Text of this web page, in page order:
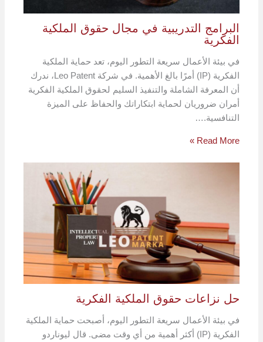
البرامج التدريبية في مجال حقوق الملكية
الفكرية
في بيئة الأعمال سريعة التطور اليوم، تعد حماية الملكية
الفكرية (IP) أمرًا بالغ الأهمية. في شركة Leo Patent، ندرك
أن المعرفة الشاملة والتنفيذ السليم لحقوق الملكية الفكرية
أمران ضروريان لحماية ابتكاراتك والحفاظ على الميزة
التنافسية.…
Read More »
حل نزاعات حقوق الملكية الفكرية
في بيئة الأعمال سريعة التطور اليوم، أصبحت حماية الملكية
الفكرية (IP) أكثر أهمية من أي وقت مضى. قال ليوناردو